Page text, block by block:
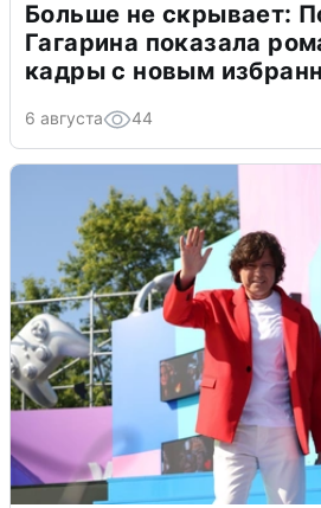
Больше не скрывает:
Гагарина показала
кадры с новым
6 августа 44